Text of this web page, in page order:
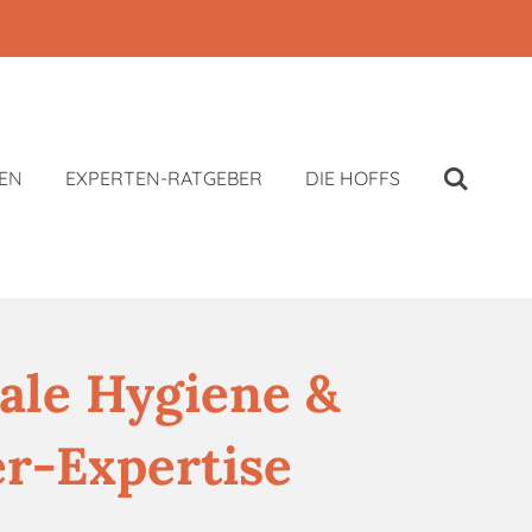
EXPERTEN-RATGEBER DIE HOFFS
Hygiene &
Expertise